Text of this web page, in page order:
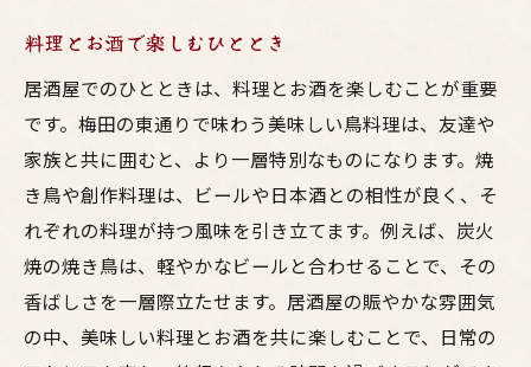
料理とお酒で楽しむひととき
居酒屋でのひとときは、料理とお酒を楽しむことが重要
です。梅田の東通りで味わう美味しい鳥料理は、友達や
家族と共に囲むと、より一層特別なものになります。焼
き鳥や創作料理は、ビールや日本酒との相性が良く、そ
れぞれの料理が持つ風味を引き立てます。例えば、炭火
焼の焼き鳥は、軽やかなビールと合わせることで、その
香ばしさを一層際立たせます。居酒屋の賑やかな雰囲気
の中、美味しい料理とお酒を共に楽しむことで、日常の